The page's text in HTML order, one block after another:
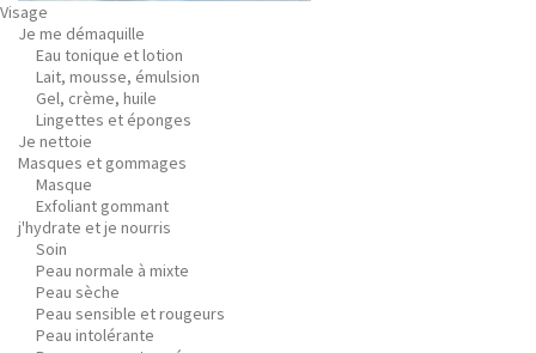
Visage
Je me démaquille
Eau tonique et lotion
Lait, mousse, émulsion
Gel, crème, huile
Lingettes et éponges
Je nettoie
Masques et gommages
Masque
Exfoliant gommant
j'hydrate et je nourris
Soin
Peau normale à mixte
Peau sèche
Peau sensible et rougeurs
Peau intolérante